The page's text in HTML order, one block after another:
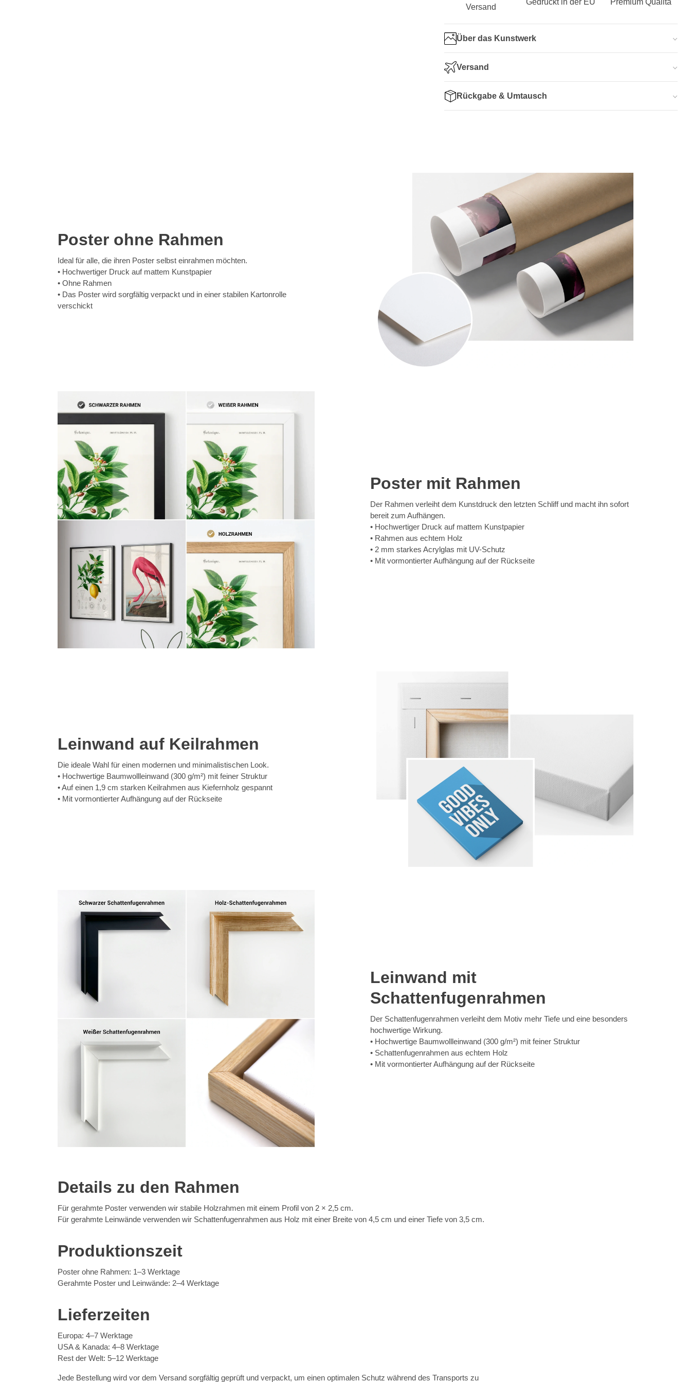
Versand
Gedruckt in der EU Premium Qualitä
Über das Kunstwerk
Versand
Rückgabe & Umtausch
Poster ohne Rahmen
Ideal für alle, die ihren Poster selbst einrahmen möchten.
Hochwertiger Druck auf mattem Kunstpapier
Ohne Rahmen
Das Poster wird sorgfältig verpackt und in einer stabilen Kartonrolle
verschickt
Poster mit Rahmen
Der Rahmen verleiht dem Kunstdruck den letzten Schliff und macht ihn sofort
bereit zum Aufhängen.
Hochwertiger Druck auf mattem Kunstpapier
Rahmen aus echtem Holz
2 mm starkes Acrylglas mit UV-Schutz
Mit vormontierter Aufhängung auf der Rückseite
Leinwand auf Keilrahmen
Die ideale Wahl für einen modernen und minimalistischen Look.
Hochwertige Baumwollleinwand (300 g/m²) mit feiner Struktur
Auf einen 1,9 cm starken Keilrahmen aus Kiefernholz gespannt
Mit vormontierter Aufhängung auf der Rückseite
Leinwand mit
Schattenfugenrahmen
Der Schattenfugenrahmen verleiht dem Motiv mehr Tiefe und eine besonders
hochwertige Wirkung.
Hochwertige Baumwollleinwand (300 g/m²) mit feiner Struktur
Schattenfugenrahmen aus echtem Holz
Mit vormontierter Aufhängung auf der Rückseite
Details zu den Rahmen
Für gerahmte Poster verwenden wir stabile Holzrahmen mit einem Profil von 2 × 2,5 cm.
Für gerahmte Leinwände verwenden wir Schattenfugenrahmen aus Holz mit einer Breite von 4,5 cm und einer Tiefe von 3,5 cm.
Produktionszeit
Poster ohne Rahmen: 1–3 Werktage
Gerahmte Poster und Leinwände: 2–4 Werktage
Lieferzeiten
Europa: 4–7 Werktage
USA & Kanada: 4–8 Werktage
Rest der Welt: 5–12 Werktage
Jede Bestellung wird vor dem Versand sorgfältig geprüft und verpackt, um einen optimalen Schutz während des Transports zu